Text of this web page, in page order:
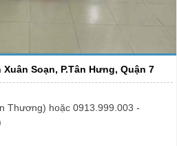
Soạn, P.Tân Hưng, Quận 7
Thương) hoặc 0913.999.003 -